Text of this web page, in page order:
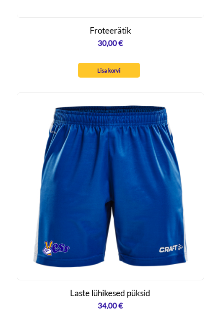
Froteerätik
30,00€
Lisa korvi
Laste lühikesed püksid
34,00€